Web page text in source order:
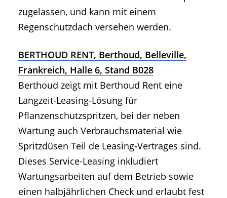
zugelassen, und kann mit einem
Regenschutzdach versehen werden.
BERTHOUD RENT, Berthoud, Belleville,
Frankreich, Halle 6, Stand B028
Berthoud zeigt mit Berthoud Rent eine
Langzeit-Leasing-Lösung für
Pflanzenschutzspritzen, bei der neben
Wartung auch Verbrauchsmaterial wie
Spritzdüsen Teil de Leasing-Vertrages sind.
Dieses Service-Leasing inkludiert
Wartungsarbeiten auf dem Betrieb sowie
einen halbjährlichen Check und erlaubt fest